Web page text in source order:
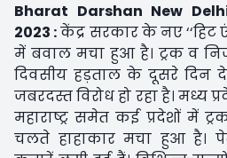
Bharat Darshan New
2023 :केंद्र सरकार के नए
में बवाल मचा हुआ है। ट्रक व
दिवसीय हड़ताल के दूसरे दिन
जबरदस्त विरोध हो रहा है। मध्य
महाराष्ट्र समेत कई प्रदेशों में
चलते हाहाकार मचा हुआ है।